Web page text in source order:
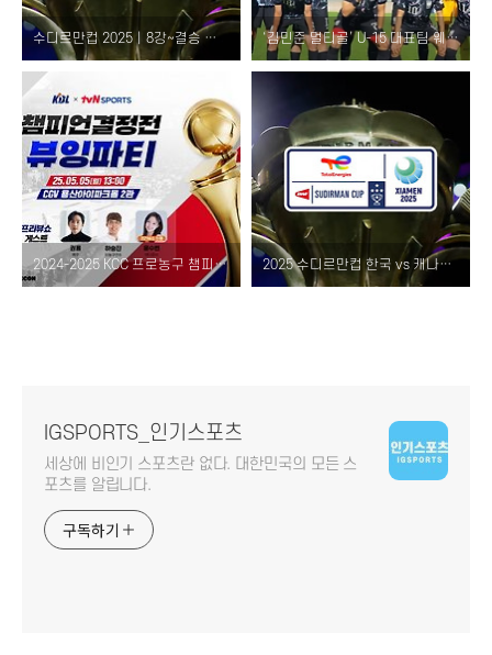
수디르만컵 2025｜8강~결승 대진표 및 한국 예상 토너먼트 진행 상황! ‘김민준 멀티골’ U-15 대표팀 웨일스전 5-2 승리 결과 및 오스트리아와의 순위결정전 경기 일정
2024-2025 KCC 프로농구 챔피언결정전 1차전 뷰잉파티 – CGV 생중계, 예매 방법 및 이벤트 혜택 총정리 (용산아이파크몰 영화관) 2025 수디르만컵 한국 vs 캐나다 경기 결과 – 안세영 복귀전 승리, 8강 조기 확정!
IGSPORTS_인기스포츠
세상에 비인기 스포츠란 없다. 대한민국의 모든 스
포츠를 알립니다.
구독하기